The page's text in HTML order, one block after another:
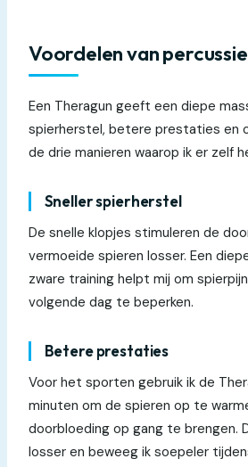
Voordelen van
Een Theragun geeft een diepe
spierherstel, betere prestaties en
de drie manieren waarop ik er zelf
Sneller spierherstel
De snelle klopjes stimuleren de
vermoeide spieren losser. Een
zware training helpt mij om
volgende dag te beperken.
Betere prestaties
Voor het sporten gebruik ik de
minuten om de spieren op te
doorbloeding op gang te brengen.
losser en beweeg ik soepeler